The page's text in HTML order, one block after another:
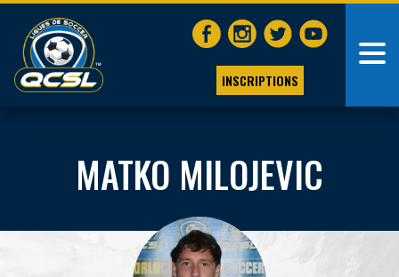
INSCRIPTIONS
MATKO MILOJEVIC